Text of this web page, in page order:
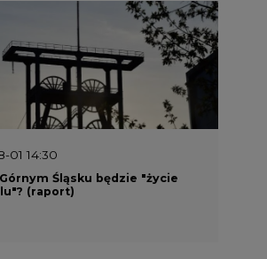
01 14:30
Śląsku będzie "życie
(raport)